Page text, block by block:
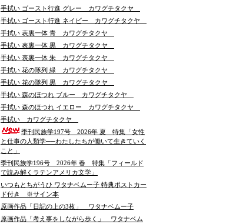
手拭い ゴースト行進 グレー カワグチタクヤ
手拭い ゴースト行進 ネイビー カワグチタクヤ
手拭い 表裏一体 青 カワグチタクヤ
手拭い 表裏一体 黒 カワグチタクヤ
手拭い 表裏一体 朱 カワグチタクヤ
手拭い 花の隊列 緑 カワグチタクヤ
手拭い 花の隊列 黒 カワグチタクヤ
手拭い 森のほつれ ブルー カワグチタクヤ
手拭い 森のほつれ イエロー カワグチタクヤ
手拭い カワグチタクヤ
季刊民族学197号 2026年 夏 特集「女性
と仕事の人類学──わたしたちが働いて生きていく
こと」
季刊民族学196号 2026年 春 特集「フィールド
で読み解くラテンアメリカ文学」
いつもとちがうひ ワタナベムー子 特典ポストカー
ド付き ※サイン本
原画作品「日記の上の3枚」 ワタナベムー子
原画作品「考え事をしながら歩く」 ワタナベム